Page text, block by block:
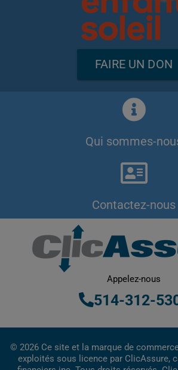
FAIRE UN DON
Qui sommes-
Contactez-nous
Appelez-nous
514-312-
© 2026 Ce site et la marque de
exploités sous licence par ClicAssure,